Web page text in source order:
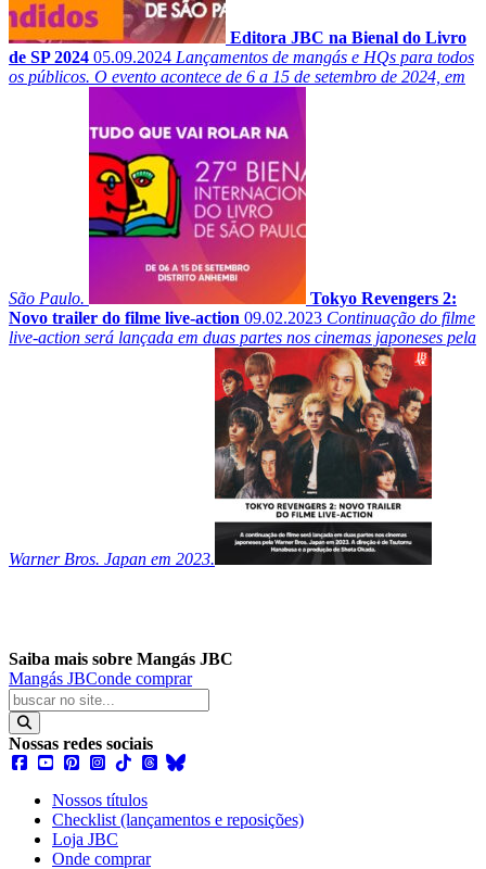
Editora JBC na Bienal do Livro
de SP 2024 05.09.2024 Lançamentos de mangás e HQs para todos
os públicos. O evento acontece de 6 a 15 de setembro de 2024, em
São Paulo.
Tokyo Revengers 2:
Novo trailer do filme live-action 09.02.2023 Continuação do filme
live-action será lançada em duas partes nos cinemas japoneses pela
Warner Bros. Japan em 2023.
Saiba mais sobre Mangás JBC
Mangás JBConde comprar
Nossas redes sociais
Nossos títulos
Checklist (lançamentos e reposições)
Loja JBC
Onde comprar